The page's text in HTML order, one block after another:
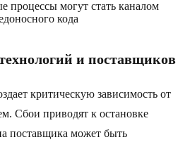
процессы могут стать каналом
кода
и поставщиков
критическую зависимость от
Сбои приводят к остановке
поставщика может быть